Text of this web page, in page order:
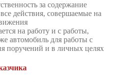
за содержание
действия, совершаемые на
на работу и с работы,
автомобиль для работы с
поручений и в личных целях